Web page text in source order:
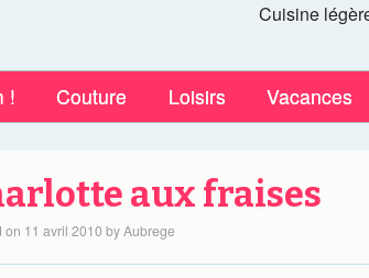
Cuisine
! Couture Loisirs Vacances
aux fraises
on 11 avril 2010 byAubrege